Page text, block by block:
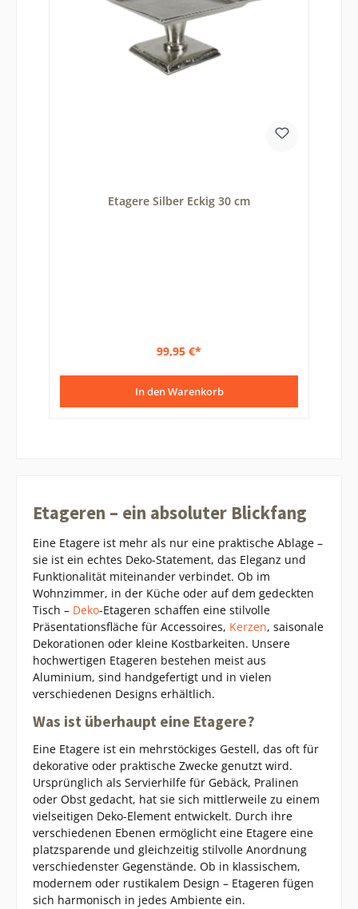
Etagere Silber Eckig 30 cm
99,95 €*
In den Warenkorb
Etageren – ein absoluter Blickfang
Eine Etagere ist mehr als nur eine praktische Ablage –
sie ist ein echtes Deko-Statement, das Eleganz und
Funktionalität miteinander verbindet. Ob im
Wohnzimmer, in der Küche oder auf dem gedeckten
Tisch – Deko-Etageren schaffen eine stilvolle
Präsentationsfläche für Accessoires, Kerzen, saisonale
Dekorationen oder kleine Kostbarkeiten. Unsere
hochwertigen Etageren bestehen meist aus
Aluminium, sind handgefertigt und in vielen
verschiedenen Designs erhältlich.
Was ist überhaupt eine Etagere?
Eine Etagere ist ein mehrstöckiges Gestell, das oft für
dekorative oder praktische Zwecke genutzt wird.
Ursprünglich als Servierhilfe für Gebäck, Pralinen
oder Obst gedacht, hat sie sich mittlerweile zu einem
vielseitigen Deko-Element entwickelt. Durch ihre
verschiedenen Ebenen ermöglicht eine Etagere eine
platzsparende und gleichzeitig stilvolle Anordnung
verschiedenster Gegenstände. Ob in klassischem,
modernem oder rustikalem Design – Etageren fügen
sich harmonisch in jedes Ambiente ein.